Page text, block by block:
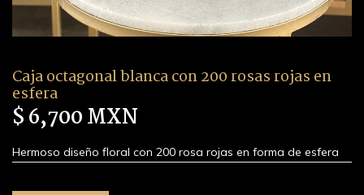
Caja octagonal blanca con 200 rosas rojas en
esfera
$ 6,700 MXN
Hermoso diseño floral con 200 rosa rojas en forma de esfera